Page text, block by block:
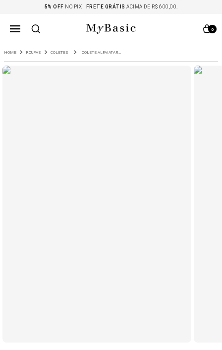
5% OFF NO PIX | FRETE GRÁTIS ACIMA DE R$ 600,00.
0
ROUPAS COLETES COLETE ALFAIATARIA CAMPBELL CREPE PATOU GELO